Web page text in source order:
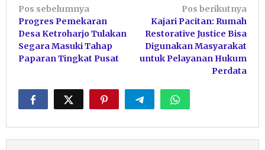
Navigasi
pos
Pos sebelumnya
Progres Pemekaran
Desa Ketroharjo Tulakan
Segara Masuki Tahap
Paparan Tingkat Pusat
Pos berikutnya
Kajari Pacitan: Rumah
Restorative Justice Bisa
Digunakan Masyarakat
untuk Pelayanan Hukum
Perdata